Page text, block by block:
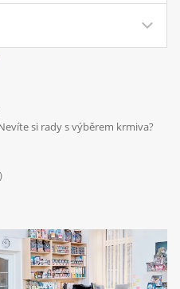
si rady s výběrem krmiva?